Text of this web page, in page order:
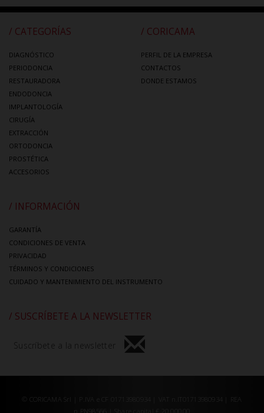
/ CATEGORÍAS
DIAGNÓSTICO
PERIODONCIA
RESTAURADORA
ENDODONCIA
IMPLANTOLOGÍA
CIRUGÍA
EXTRACCIÓN
ORTODONCIA
PROSTÉTICA
ACCESORIOS
/ CORICAMA
PERFIL DE LA EMPRESA
CONTACTOS
DONDE ESTAMOS
/ INFORMACIÓN
GARANTÍA
CONDICIONES DE VENTA
PRIVACIDAD
TÉRMINOS Y CONDICIONES
CUIDADO Y MANTENIMIENTO DEL INSTRUMENTO
/ SUSCRÍBETE A LA NEWSLETTER
Suscríbete a la newsletter
© CORICAMA Srl | P.IVA e CF 01713980934 | VAT n.IT01713980934 | REA